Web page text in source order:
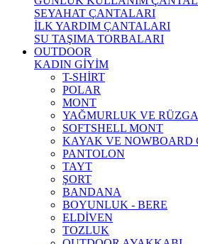
SEYAHAT ÇANTALARI
İLK YARDIM ÇANTALARI
SU TAŞIMA TORBALARI
OUTDOOR
KADIN GİYİM
T-SHİRT
POLAR
MONT
YAĞMURLUK VE
SOFTSHELL MONT
KAYAK VE NOWBOARD
PANTOLON
TAYT
ŞORT
BANDANA
BOYUNLUK - BERE
ELDİVEN
TOZLUK